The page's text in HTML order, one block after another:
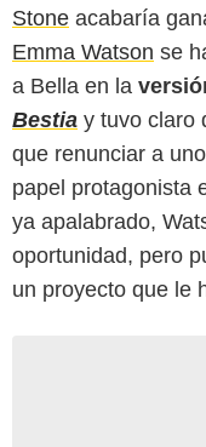
Stone acabaría
Emma Watson se
a Bella en la
Bestia y tuvo claro
que renunciar a
papel protagonista
ya apalabrado,
oportunidad, pero
un proyecto que le